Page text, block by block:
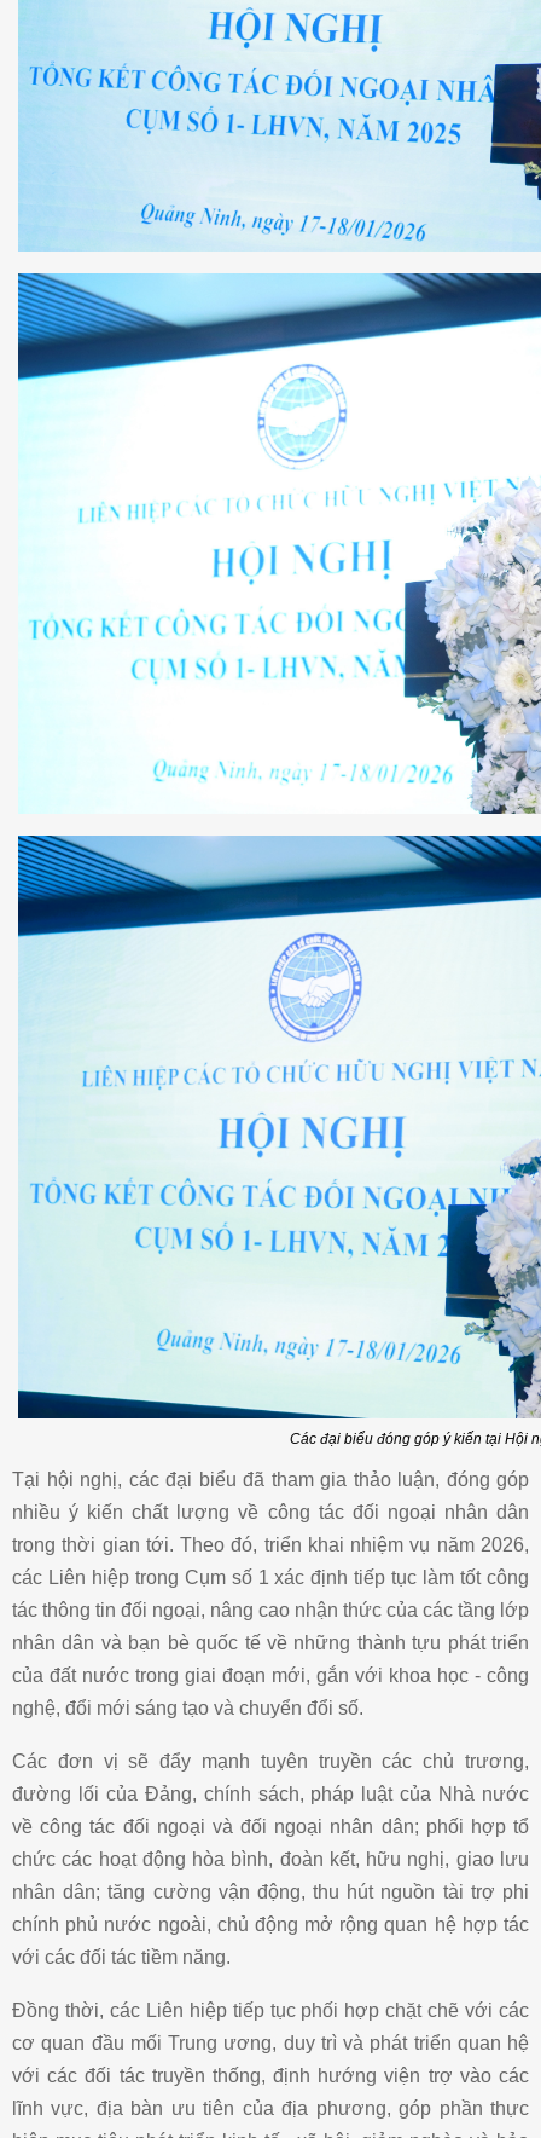
Các đại biểu đóng góp ý kiến tại Hội
Tại hội nghị, các đại biểu đã tham gia thảo luận, đóng góp
nhiều ý kiến chất lượng về công tác đối ngoại nhân dân
trong thời gian tới. Theo đó, triển khai nhiệm vụ năm 2026,
các Liên hiệp trong Cụm số 1 xác định tiếp tục làm tốt công
tác thông tin đối ngoại, nâng cao nhận thức của các tầng lớp
nhân dân và bạn bè quốc tế về những thành tựu phát triển
của đất nước trong giai đoạn mới, gắn với khoa học - công
nghệ, đổi mới sáng tạo và chuyển đổi số.
Các đơn vị sẽ đẩy mạnh tuyên truyền các chủ trương,
đường lối của Đảng, chính sách, pháp luật của Nhà nước
về công tác đối ngoại và đối ngoại nhân dân; phối hợp tổ
chức các hoạt động hòa bình, đoàn kết, hữu nghị, giao lưu
nhân dân; tăng cường vận động, thu hút nguồn tài trợ phi
chính phủ nước ngoài, chủ động mở rộng quan hệ hợp tác
với các đối tác tiềm năng.
Đồng thời, các Liên hiệp tiếp tục phối hợp chặt chẽ với các
cơ quan đầu mối Trung ương, duy trì và phát triển quan hệ
với các đối tác truyền thống, định hướng viện trợ vào các
lĩnh vực, địa bàn ưu tiên của địa phương, góp phần thực